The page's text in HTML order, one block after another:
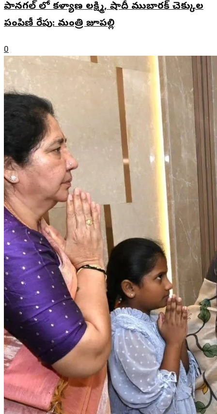
పానగల్ లో కళ్యాణ లక్ష్మి, షాదీ ముబారక్ చెక్కుల
పంపిణీ రేపు: మంత్రి జూపల్లి
0